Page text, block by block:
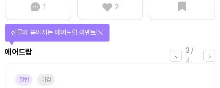
1
2
3 /
4
에어드랍
선물이 쏟아지는 에어드랍 이벤트!
일반 마감